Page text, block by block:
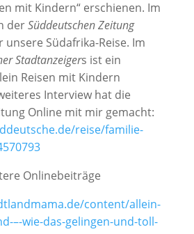
mit Kindern“ erschienen. Im
derSüddeutschen Zeitung
Südafrika-Reise. Im
Stadtanzeigers ist ein
Reisen mit Kindern
Interview hat die
Online mit mir gemacht:
reise/familie-
Onlinebeiträge
content/allein-
–-wie-das-gelingen-und-toll-